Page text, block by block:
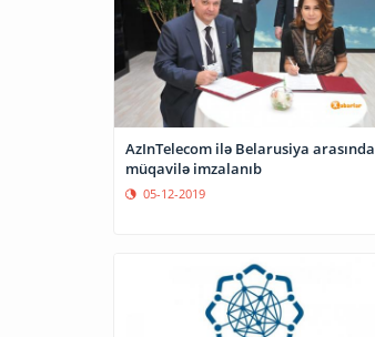
AzInTelecom ilə Belarusiya arasında
müqavilə imzalanıb
05-12-2019